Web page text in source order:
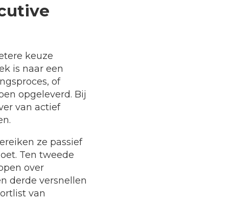
keuze
is naar een
of
opgeleverd. Bij
van actief
ze passief
Ten tweede
over
derde versnellen
van